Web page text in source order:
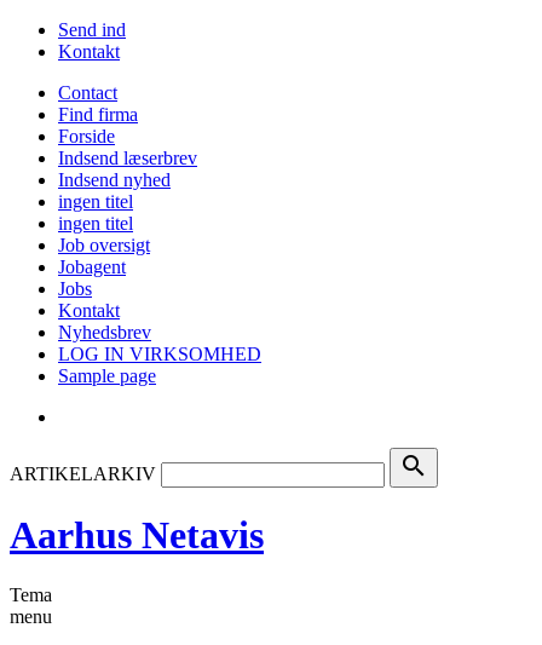
Send ind
Kontakt
Contact
Find firma
Forside
Indsend læserbrev
Indsend nyhed
ingen titel
ingen titel
Job oversigt
Jobagent
Jobs
Kontakt
Nyhedsbrev
LOG IN VIRKSOMHED
Sample page
ARTIKELARKIV search
Aarhus Netavis
Tema
menu